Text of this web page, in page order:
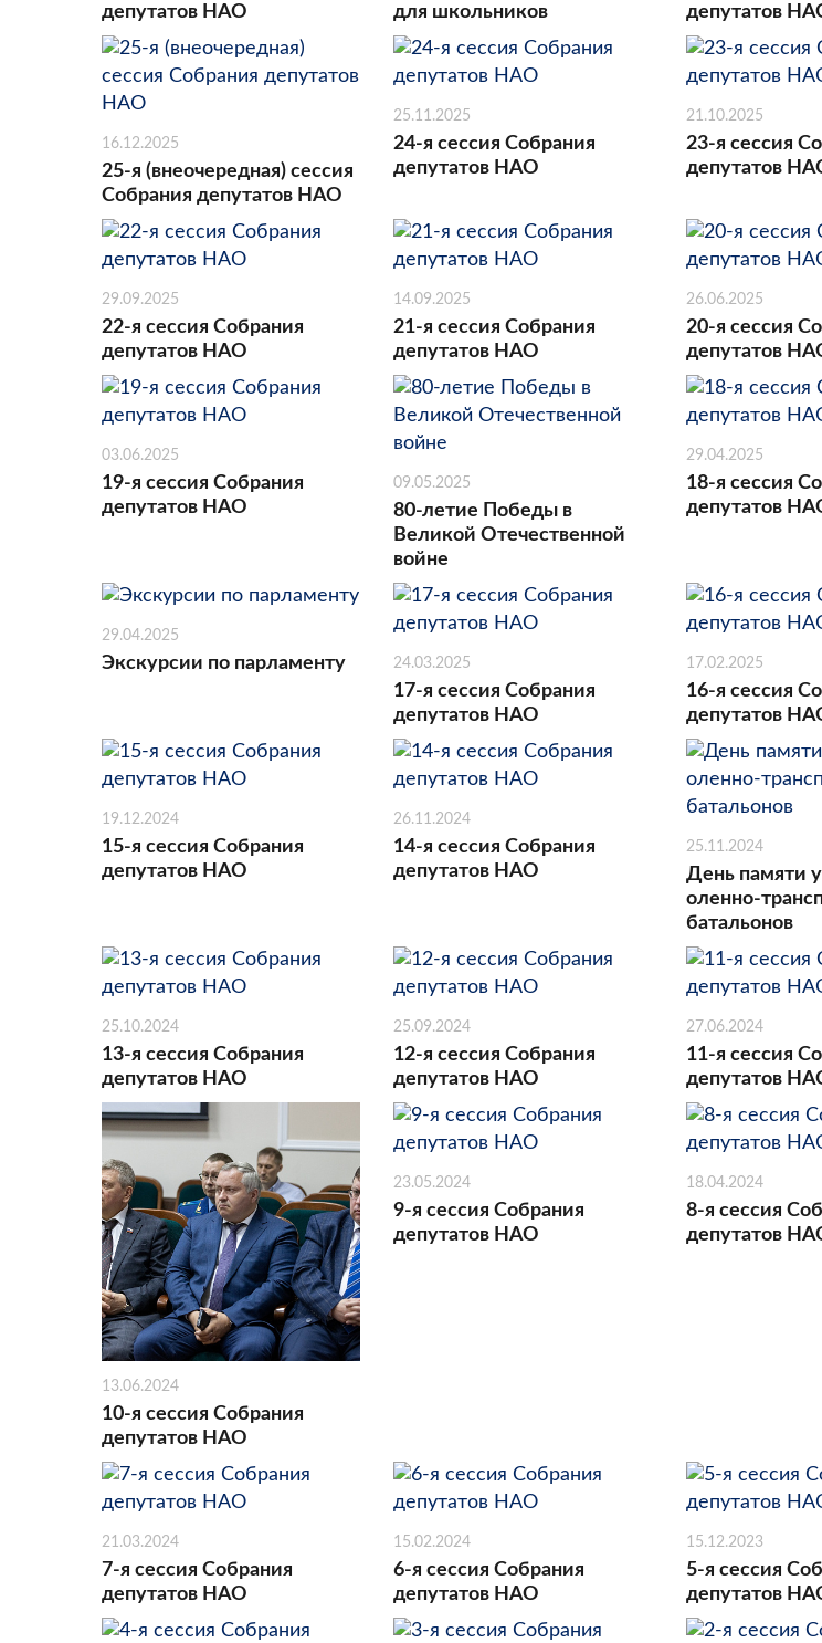
депутатов НАО
для школьников
депутатов
16.12.2025
25-я (внеочередная) сессия
Собрания депутатов НАО
25.11.2025
24-я сессия Собрания
депутатов НАО
21.10.2025
23-я сессия
депутатов
29.09.2025
22-я сессия Собрания
депутатов НАО
14.09.2025
21-я сессия Собрания
депутатов НАО
26.06.2025
20-я сессия
депутатов
03.06.2025
19-я сессия Собрания
депутатов НАО
09.05.2025
80-летие Победы в
Великой Отечественной
войне
29.04.2025
18-я сессия
депутатов
29.04.2025
Экскурсии по парламенту 24.03.2025
17-я сессия Собрания
депутатов НАО
17.02.2025
16-я сессия
депутатов
19.12.2024
15-я сессия Собрания
депутатов НАО
26.11.2024
14-я сессия Собрания
депутатов НАО
25.11.2024
День памяти
оленно-
батальонов
25.10.2024
13-я сессия Собрания
депутатов НАО
25.09.2024
12-я сессия Собрания
депутатов НАО
27.06.2024
11-я сессия
депутатов
13.06.2024
10-я сессия Собрания
депутатов НАО
23.05.2024
9-я сессия Собрания
депутатов НАО
18.04.2024
8-я сессия
депутатов
21.03.2024
7-я сессия Собрания
депутатов НАО
15.02.2024
6-я сессия Собрания
депутатов НАО
15.12.2023
5-я сессия
депутатов